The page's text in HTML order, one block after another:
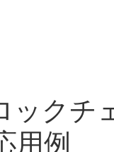
ック
用例